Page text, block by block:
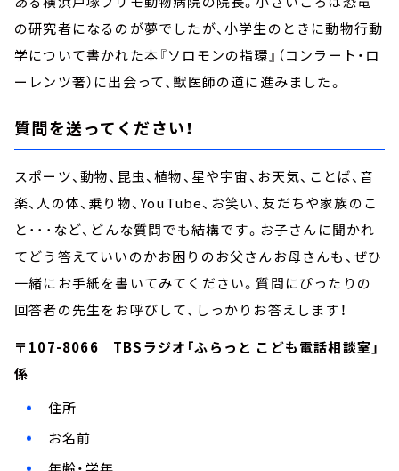
の研究者になるのが夢でしたが、小学生のときに動物行動
学について書かれた本『ソロモンの指環』（コンラート・ロ
ーレンツ著）に出会って、獣医師の道に進みました。
質問を送ってください！
スポーツ、動物、昆虫、植物、星や宇宙、お天気、ことば、音
楽、人の体、乗り物、YouTube、お笑い、友だちや家族のこ
と･･･など、どんな質問でも結構です。お子さんに聞かれ
てどう答えていいのかお困りのお父さんお母さんも、ぜひ
一緒にお手紙を書いてみてください。質問にぴったりの
回答者の先生をお呼びして、しっかりお答えします！
〒107-8066 TBSラジオ「ふらっと こども電話相談室」
係
住所
お名前